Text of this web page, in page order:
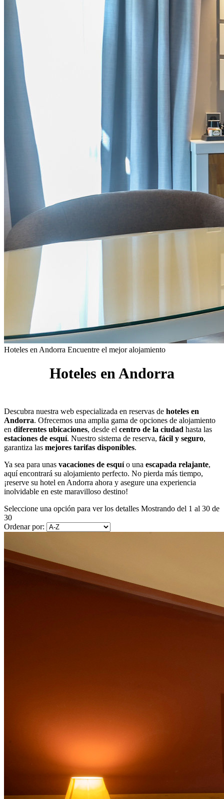
Hoteles en Andorra Encuentre el mejor alojamiento
Hoteles en Andorra
Descubra nuestra web especializada en reservas de hoteles en
Andorra. Ofrecemos una amplia gama de opciones de alojamiento
en diferentes ubicaciones, desde el centro de la ciudad hasta las
estaciones de esquí. Nuestro sistema de reserva, fácil y seguro,
garantiza las mejores tarifas disponibles.
Ya sea para unas vacaciones de esquío una escapada relajante,
aquí encontrará su alojamiento perfecto. No pierda más tiempo,
¡reserve su hotel en Andorra ahora y asegure una experiencia
inolvidable en este maravilloso destino!
Seleccione una opción para ver los detalles Mostrando del 1 al 30 de
30
Ordenar por: